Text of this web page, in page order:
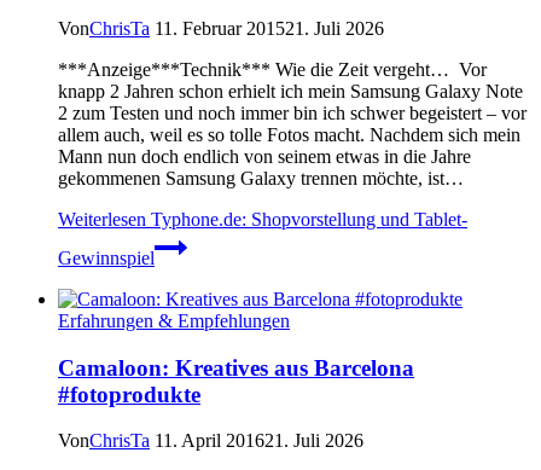
VonChrisTa 11. Februar 201521. Juli 2026
***Anzeige***Technik*** Wie die Zeit vergeht… Vor
knapp 2 Jahren schon erhielt ich mein Samsung Galaxy Note
2 zum Testen und noch immer bin ich schwer begeistert – vor
allem auch, weil es so tolle Fotos macht. Nachdem sich mein
Mann nun doch endlich von seinem etwas in die Jahre
gekommenen Samsung Galaxy trennen möchte, ist…
Weiterlesen Typhone.de: Shopvorstellung und Tablet-
Gewinnspiel
Erfahrungen & Empfehlungen
Camaloon: Kreatives aus Barcelona
#fotoprodukte
VonChrisTa 11. April 201621. Juli 2026